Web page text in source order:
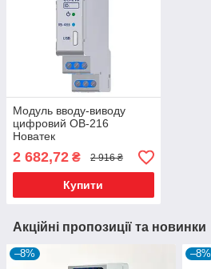
Модуль вводу-виводу
цифровий OB-216
Новатек
2 682,72 ₴ 2 916 ₴
Купити
Акційні пропозиції та новинки
–8% –8%